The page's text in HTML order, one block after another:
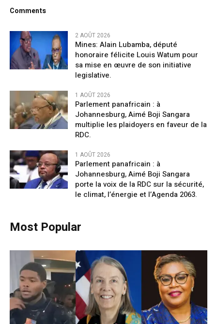
Comments
2 AOÛT 2026
Mines: Alain Lubamba, député
honoraire félicite Louis Watum pour
sa mise en œuvre de son initiative
legislative.
1 AOÛT 2026
Parlement panafricain : à
Johannesburg, Aimé Boji Sangara
multiplie les plaidoyers en faveur de la
RDC.
1 AOÛT 2026
Parlement panafricain : à
Johannesburg, Aimé Boji Sangara
porte la voix de la RDC sur la sécurité,
le climat, l’énergie et l’Agenda 2063.
Most Popular